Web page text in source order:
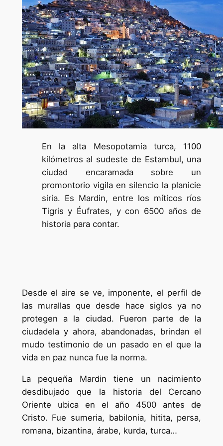
En la alta Mesopotamia turca, 1100
kilómetros al sudeste de Estambul, una
ciudad encaramada sobre un
promontorio vigila en silencio la planicie
siria. Es Mardin, entre los míticos ríos
Tigris y Éufrates, y con 6500 años de
historia para contar.
Desde el aire se ve, imponente, el perfil de
las murallas que desde hace siglos ya no
protegen a la ciudad. Fueron parte de la
ciudadela y ahora, abandonadas, brindan el
mudo testimonio de un pasado en el que la
vida en paz nunca fue la norma.
La pequeña Mardin tiene un nacimiento
desdibujado que la historia del Cercano
Oriente ubica en el año 4500 antes de
Cristo. Fue sumeria, babilonia, hitita, persa,
romana, bizantina, árabe, kurda, turca…